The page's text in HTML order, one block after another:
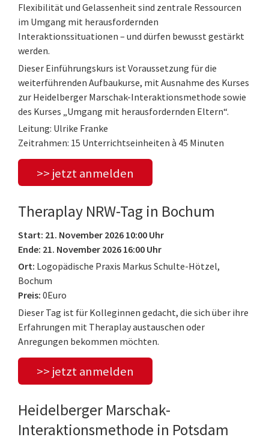
Flexibilität und Gelassenheit sind zentrale Ressourcen
im Umgang mit herausfordernden
Interaktionssituationen – und dürfen bewusst gestärkt
werden.
Dieser Einführungskurs ist Voraussetzung für die
weiterführenden Aufbaukurse, mit Ausnahme des Kurses
zur Heidelberger Marschak-Interaktionsmethode sowie
des Kurses „Umgang mit herausfordernden Eltern“.
Leitung: Ulrike Franke
Zeitrahmen: 15 Unterrichtseinheiten à 45 Minuten
>> jetzt anmelden
Theraplay NRW-Tag in Bochum
Start: 21. November 2026 10:00 Uhr
Ende: 21. November 2026 16:00 Uhr
Ort: Logopädische Praxis Markus Schulte-Hötzel,
Bochum
Preis: 0Euro
Dieser Tag ist für Kolleginnen gedacht, die sich über ihre
Erfahrungen mit Theraplay austauschen oder
Anregungen bekommen möchten.
>> jetzt anmelden
Heidelberger Marschak-
Interaktionsmethode in Potsdam